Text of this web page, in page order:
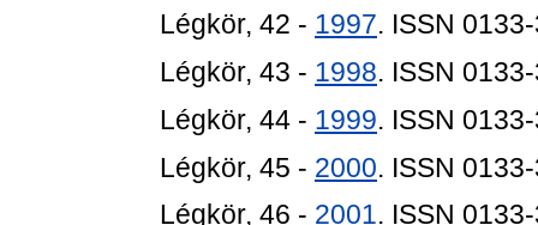
Légkör, 42 - 1997. ISSN
Légkör, 43 - 1998. ISSN
Légkör, 44 - 1999. ISSN
Légkör, 45 - 2000. ISSN
Légkör, 46 - 2001. ISSN